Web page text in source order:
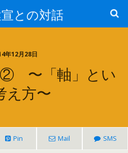
との対話
年12月28日
② 〜「軸」とい
え方〜
Pin Mail SMS